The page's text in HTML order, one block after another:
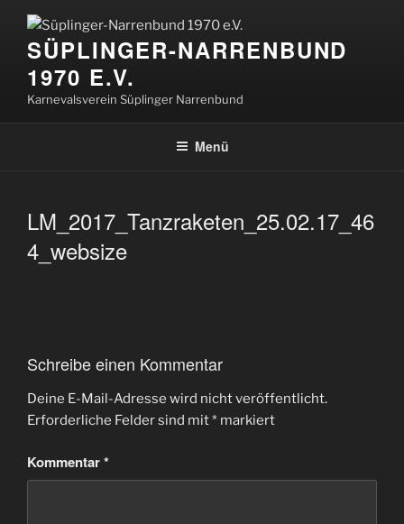
Inhalt
springenSÜPLINGER-NARRENBUND
1970 E.V.
Karnevalsverein Süplinger Narrenbund
Menü
LM_2017_Tanzraketen_25.02.17_46
4_websize
Schreibe einen Kommentar
Deine E-Mail-Adresse wird nicht veröffentlicht.
Erforderliche Felder sind mit* markiert
Kommentar*